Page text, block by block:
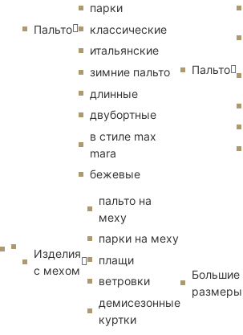
Пальто
парки
классические
итальянские
зимние пальто
длинные
двубортные
в стиле max
mara
бежевые
Изделия
с мехом
пальто на
меху
парки на меху
плащи
ветровки
демисезонные
куртки
Пальто
Большие
размеры